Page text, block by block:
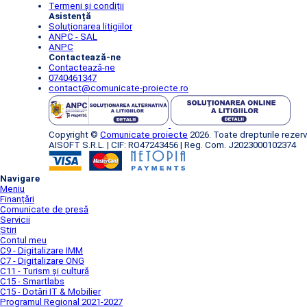
Termeni și condiții
Asistență
Soluționarea litigiilor
ANPC - SAL
ANPC
Contactează-ne
Contactează-ne
0740461347
contact@comunicate-proiecte.ro
Copyright © Comunicate proiecte 2026. Toate drepturile
AISOFT S.R.L. | CIF: RO47243456 | Reg. Com. J2023000102374
Navigare
Meniu
Finanțări
Comunicate de presă
Servicii
Știri
Contul meu
C9 - Digitalizare IMM
C7 - Digitalizare ONG
C11 - Turism și cultură
C15 - Smartlabs
C15 - Dotări IT & Mobilier
Programul Regional 2021-2027